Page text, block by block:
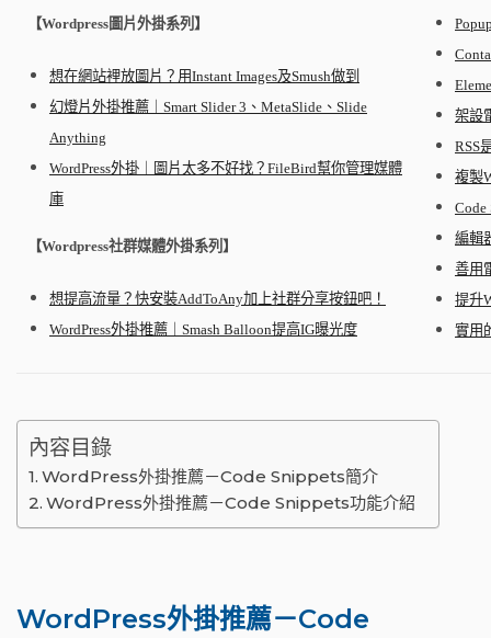
【Wordpress圖片外掛系列】
想在網站裡放圖片？用Instant Images及Smush做到
幻燈片外掛推薦｜Smart Slider 3、MetaSlide、Slide
Anything
WordPress外掛｜圖片太多不好找？FileBird幫你管理媒體
庫
【Wordpress社群媒體外掛系列】
想提高流量？快安裝AddToAny加上社群分享按鈕吧！
WordPress外掛推薦｜Smash Balloon提高IG曝光度
架設
RSS
複製
Code
編輯
善用
提升
實用
內容目錄
WordPress外掛推薦－Code Snippets簡介
WordPress外掛推薦－Code Snippets功能介紹
WordPress外掛推薦－Code